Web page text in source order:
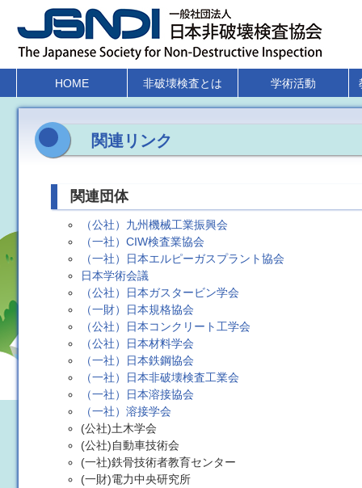
HOME 非破壊検査とは 学術活動
関連リンク
関連団体
（公社）九州機械工業振興会
（一社）CIW検査業協会
（一社）日本エルピーガスプラント協会
日本学術会議
（公社）日本ガスタービン学会
（一財）日本規格協会
（公社）日本コンクリート工学会
（公社）日本材料学会
（一社）日本鉄鋼協会
（一社）日本非破壊検査工業会
（一社）日本溶接協会
（一社）溶接学会
(公社)土木学会
(公社)自動車技術会
(一社)鉄骨技術者教育センター
(一財)電力中央研究所